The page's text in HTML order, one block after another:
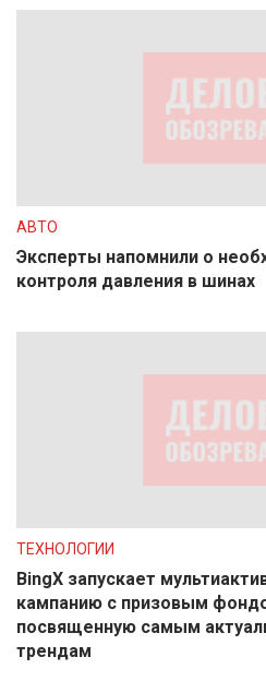
АВТО
Эксперты напомнили о
контроля давления в шинах
ТЕХНОЛОГИИ
BingX запускает
кампанию с призовым
посвященную самым
трендам